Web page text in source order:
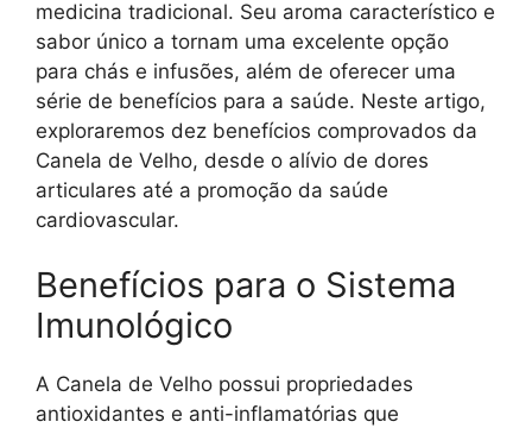
medicina tradicional. Seu aroma característico e
sabor único a tornam uma excelente opção
para chás e infusões, além de oferecer uma
série de benefícios para a saúde. Neste artigo,
exploraremos dez benefícios comprovados da
Canela de Velho, desde o alívio de dores
articulares até a promoção da saúde
cardiovascular.
Benefícios para o Sistema
Imunológico
A Canela de Velho possui propriedades
antioxidantes e anti-inflamatórias que